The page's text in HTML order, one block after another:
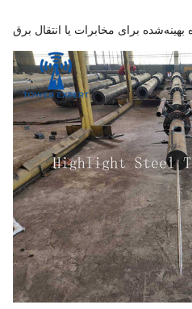
برای مخابرات یا انتقال برق